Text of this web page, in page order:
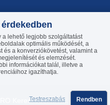
lehető legjobb szolgáltatást
optimális működését, a
és a konverziókövetést, valamint a
és elemzését.
információkat talál, illetve a
igazíthatja.
Testreszabás Rendben
Kereskedelmi Kft.